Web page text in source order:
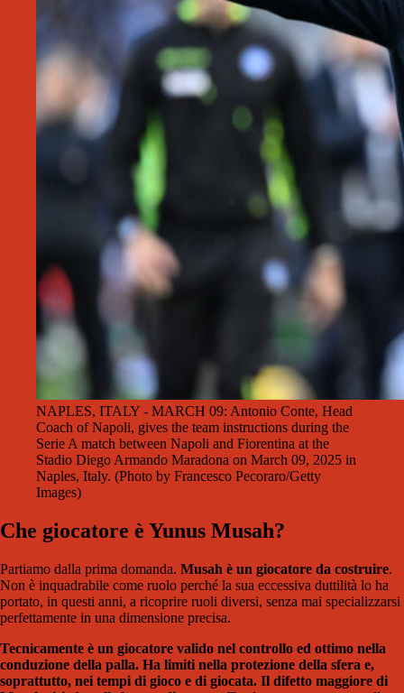
NAPLES, ITALY - MARCH 09: Antonio Conte, Head
Coach of Napoli, gives the team instructions during the
Serie A match between Napoli and Fiorentina at the
Stadio Diego Armando Maradona on March 09, 2025 in
Naples, Italy. (Photo by Francesco Pecoraro/Getty
Images)
Che giocatore è Yunus Musah?
Partiamo dalla prima domanda. Musah è un giocatore da costruire.
Non è inquadrabile come ruolo perché la sua eccessiva duttilità lo ha
portato, in questi anni, a ricoprire ruoli diversi, senza mai specializzarsi
perfettamente in una dimensione precisa.
Tecnicamente è un giocatore valido nel controllo ed ottimo nella
conduzione della palla. Ha limiti nella protezione della sfera e,
soprattutto, nei tempi di gioco e di giocata. Il difetto maggiore di